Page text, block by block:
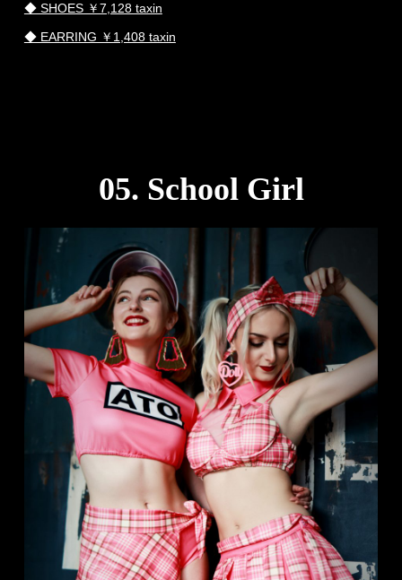
◆ SHOES ￥7,128 taxin
◆ EARRING ￥1,408 taxin
05. School Girl